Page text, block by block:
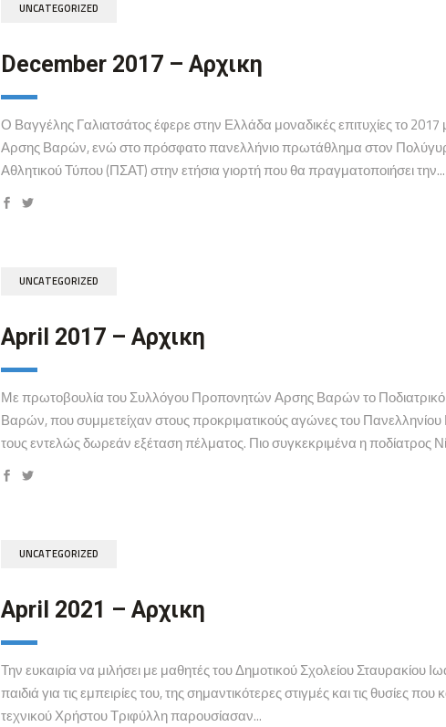
UNCATEGORIZED
December 2017 – Αρχικη
Ο Βαγγέλης Γαλιατσάτος έφερε στην Ελλάδα μοναδικές επιτυχίες το
Αρσης Βαρών, ενώ στο πρόσφατο πανελλήνιο πρωτάθλημα στον
Αθλητικού Τύπου (ΠΣΑΤ) στην ετήσια γιορτή που θα πραγματοποιήσει την...
UNCATEGORIZED
April 2017 – Αρχικη
Με πρωτοβουλία του Συλλόγου Προπονητών Αρσης Βαρών το Ποδιατρικό
Βαρών, που συμμετείχαν στους προκριματικούς αγώνες του
τους εντελώς δωρεάν εξέταση πέλματος. Πιο συγκεκριμένα η ποδίατρος
UNCATEGORIZED
April 2021 – Αρχικη
Την ευκαιρία να μιλήσει με μαθητές του Δημοτικού Σχολείου
παιδιά για τις εμπειρίες του, της σημαντικότερες στιγμές και τις
τεχνικού Χρήστου Τριφύλλη παρουσίασαν...